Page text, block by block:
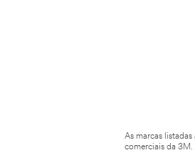
As marcas listadas
comerciais da 3M.